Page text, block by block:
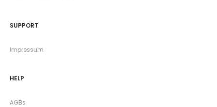
SUPPORT
Impressum
HELP
AGBs